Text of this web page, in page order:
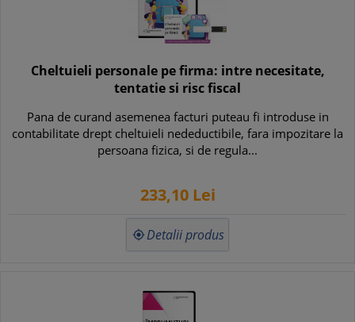
Cheltuieli personale pe firma: intre necesitate,
tentatie si risc fiscal
Pana de curand asemenea facturi puteau fi introduse in
contabilitate drept cheltuieli nedeductibile, fara impozitare la
persoana fizica, si de regula...
233,10Lei
 Detalii produs